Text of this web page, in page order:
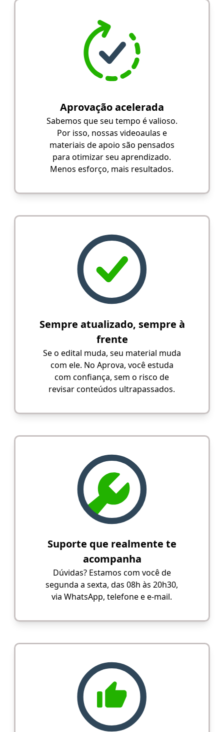
Aprovação acelerada
Sabemos que seu tempo é valioso.
Por isso, nossas videoaulas e
materiais de apoio são pensados
para otimizar seu aprendizado.
Menos esforço, mais resultados.
Sempre atualizado, sempre à
frente
Se o edital muda, seu material muda
com ele. No Aprova, você estuda
com confiança, sem o risco de
revisar conteúdos ultrapassados.
Suporte que realmente te
acompanha
Dúvidas? Estamos com você de
segunda a sexta, das 08h às 20h30,
via WhatsApp, telefone e e-mail.